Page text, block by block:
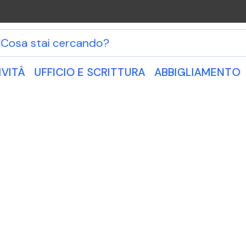
UFFICIO E SCRITTURA ABBIGLIAMENTO